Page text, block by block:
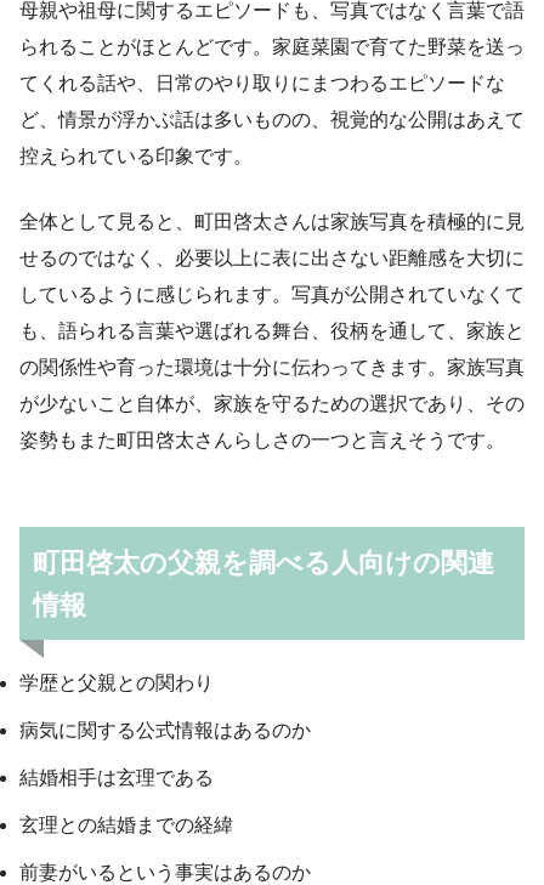
母親や祖母に関するエピソードも、写真ではなく言葉で語
られることがほとんどです。家庭菜園で育てた野菜を送っ
てくれる話や、日常のやり取りにまつわるエピソードな
ど、情景が浮かぶ話は多いものの、視覚的な公開はあえて
控えられている印象です。
全体として見ると、町田啓太さんは家族写真を積極的に見
せるのではなく、必要以上に表に出さない距離感を大切に
しているように感じられます。写真が公開されていなくて
も、語られる言葉や選ばれる舞台、役柄を通して、家族と
の関係性や育った環境は十分に伝わってきます。家族写真
が少ないこと自体が、家族を守るための選択であり、その
姿勢もまた町田啓太さんらしさの一つと言えそうです。
町田啓太の父親を調べる人向けの関連
情報
学歴と父親との関わり
病気に関する公式情報はあるのか
結婚相手は玄理である
玄理との結婚までの経緯
前妻がいるという事実はあるのか